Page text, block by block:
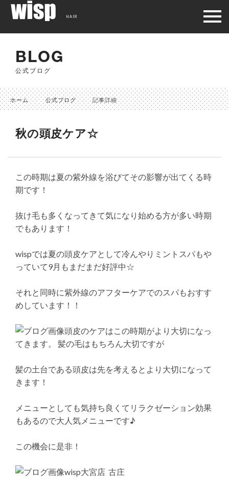
BLOG
公式ブログ
ホーム 公式ブログ 記事詳細
秋の頭皮ケア☆
この時期は夏の紫外線を浴びてその影響が出てくる時
期です！
抜け毛も多くなってきて気になり始める方が多い時期
でもあります！
wispでは夏の頭皮ケアとして冷んやりミントスパもや
っていて9月もまだまだ好評中☆
それと同時に紫外線のアフターケアでのスパもおすす
めしています！！
頭皮のケアはこの時期がより大切になっ
てきます。 髪の毛はもちろん大切ですが
髪の土台である頭皮は先を考えるとより大切になって
きます！
メニューとしても気持ち良くてリラクゼーション効果
もあるので大人気メニューです♪
この機会に是非！
wisp大宮店 古庄
HAIR